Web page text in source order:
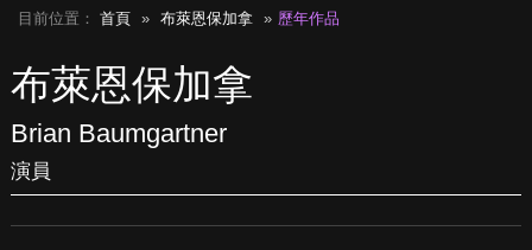
目前位置： 首頁 布萊恩保加拿 歷年作品
布萊恩保加拿
Brian Baumgartner
演員